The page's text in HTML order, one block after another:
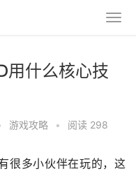
用什么核心技
游戏攻略 • 阅读 298
很多小伙伴在玩的，这